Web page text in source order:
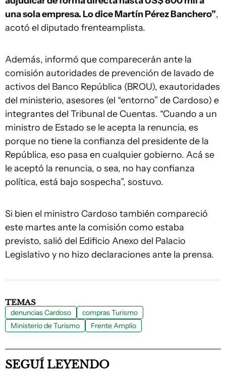
una sola empresa. Lo dice Martín Pérez Banchero”,
acotó el diputado frenteamplista.
Además, informó que comparecerán ante la
comisión autoridades de prevención de lavado de
activos del Banco República (BROU), exautoridades
del ministerio, asesores (el “entorno” de Cardoso) e
integrantes del Tribunal de Cuentas. “Cuando a un
ministro de Estado se le acepta la renuncia, es
porque no tiene la confianza del presidente de la
República, eso pasa en cualquier gobierno. Acá se
le aceptó la renuncia, o sea, no hay confianza
política, está bajo sospecha”, sostuvo.
Si bien el ministro Cardoso también compareció
este martes ante la comisión como estaba
previsto, salió del Edificio Anexo del Palacio
Legislativo y no hizo declaraciones ante la prensa.
TEMAS
denuncias Cardoso
compras Turismo
Ministerio de Turismo
Frente Amplio
SEGUÍ LEYENDO